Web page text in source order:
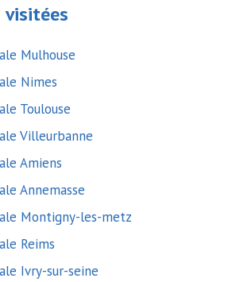
visitées
Mulhouse
Nimes
Toulouse
Villeurbanne
Amiens
Annemasse
Montigny-les-metz
Reims
Ivry-sur-seine